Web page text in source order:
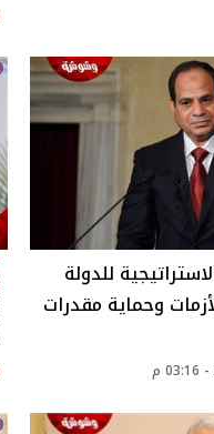
للدولة
وحماية مقدرات